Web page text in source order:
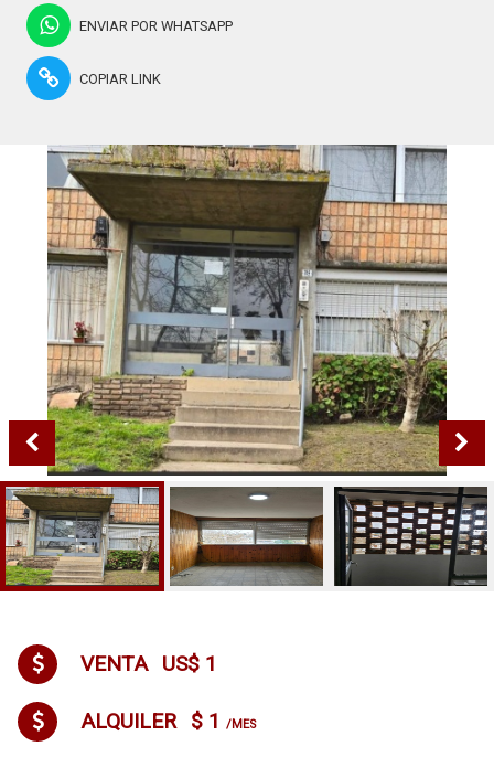
ENVIAR POR WHATSAPP
COPIAR LINK
VENTA US$ 1
ALQUILER $ 1 /MES